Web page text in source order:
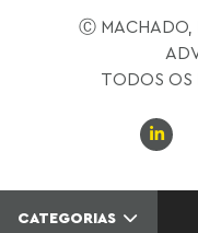
Ⓒ MACHADO,
TODOS OS
CATEGORIAS